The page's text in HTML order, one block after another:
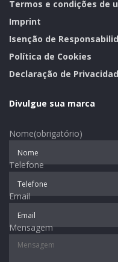
Termos e condições de
Imprint
Isenção de
Política de Cookies
Declaração de
Divulgue sua marca
Nome(obrigatório)
Telefone
Email
Mensagem